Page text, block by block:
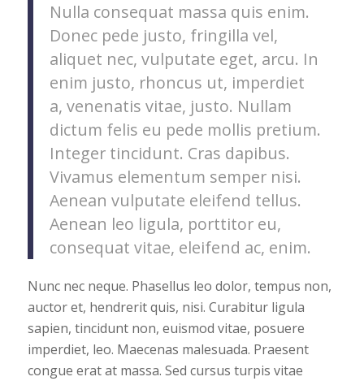
Nulla consequat massa quis enim.
Donec pede justo, fringilla vel,
aliquet nec, vulputate eget, arcu. In
enim justo, rhoncus ut, imperdiet
a, venenatis vitae, justo. Nullam
dictum felis eu pede mollis pretium.
Integer tincidunt. Cras dapibus.
Vivamus elementum semper nisi.
Aenean vulputate eleifend tellus.
Aenean leo ligula, porttitor eu,
consequat vitae, eleifend ac, enim.
Nunc nec neque. Phasellus leo dolor, tempus non,
auctor et, hendrerit quis, nisi. Curabitur ligula
sapien, tincidunt non, euismod vitae, posuere
imperdiet, leo. Maecenas malesuada. Praesent
congue erat at massa. Sed cursus turpis vitae